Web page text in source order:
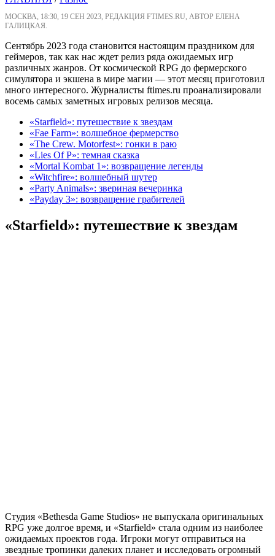
МОСКВА, 18:30, 19 СЕН 2023, РЕДАКЦИЯ FTIMES.RU, АВТОР ЕЛЕНА
ГАЛИЦКАЯ.
Сентябрь 2023 года становится настоящим праздником для
геймеров, так как нас ждет релиз ряда ожидаемых игр
различных жанров. От космической RPG до фермерского
симулятора и экшена в мире магии — этот месяц приготовил
много интересного. Журналисты ftimes.ru проанализировали
восемь самых заметных игровых релизов месяца.
«Starfield»: путешествие к звездам
«Fae Farm»: волшебное фермерство
«The Crew. Motorfest»: гонки в раю
«Lies Of P»: темная сказка
«Mortal Kombat 1»: возвращение легенды
«Witchfire»: волшебный шутер
«Party Animals»: звериная вечеринка
«Payday 3»: возвращение грабителей
«Starfield»: путешествие к звездам
Студия «Bethesda Game Studios» не выпускала оригинальных
RPG уже долгое время, и «Starfield» стала одним из наиболее
ожидаемых проектов года. Игроки могут отправиться на
звездные тропинки далеких планет и исследовать огромный